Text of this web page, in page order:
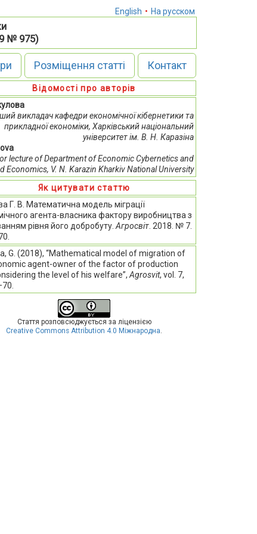
English • На русском
№ 975)
Розміщення статті Контакт
Відомості про авторів
викладач кафедри економічної кібернетики та
прикладної економіки, Харківський національний
університет ім. В. Н. Каразіна
lecture of Department of Economic Cybernetics and
Economics, V. N. Karazin Kharkiv National University
Як цитувати статтю
Г. В. Математична модель міграції
агента-власника фактору виробництва з
рівня його добробуту. Агросвіт. 2018. № 7.
G. (2018), “Mathematical model of migration of
agent-owner of the factor of production
the level of his welfare”, Agrosvit, vol. 7,
Стаття розповсюджується за ліцензією
Creative Commons Attribution 4.0 Міжнародна.